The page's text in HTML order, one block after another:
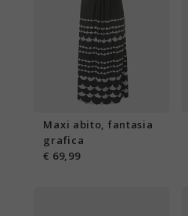
Maxi abito, fantasia
grafica
€ 69,99